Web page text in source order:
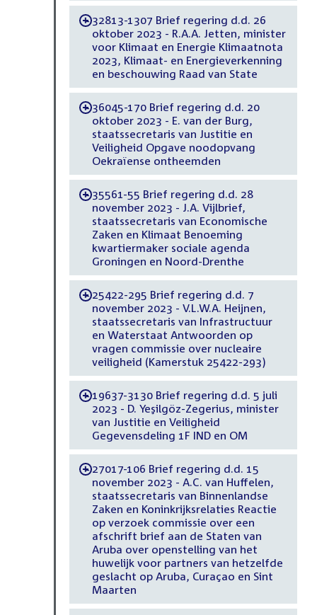
-32813-1307 Brief regering d.d. 26
oktober 2023 - R.A.A. Jetten, minister
voor Klimaat en Energie Klimaatnota
2023, Klimaat- en Energieverkenning
en beschouwing Raad van State
-36045-170 Brief regering d.d. 20
oktober 2023 - E. van der Burg,
staatssecretaris van Justitie en
Veiligheid Opgave noodopvang
Oekraïense ontheemden
-35561-55 Brief regering d.d. 28
november 2023 - J.A. Vijlbrief,
staatssecretaris van Economische
Zaken en Klimaat Benoeming
kwartiermaker sociale agenda
Groningen en Noord-Drenthe
-25422-295 Brief regering d.d. 7
november 2023 - V.L.W.A. Heijnen,
staatssecretaris van Infrastructuur
en Waterstaat Antwoorden op
vragen commissie over nucleaire
veiligheid (Kamerstuk 25422-293)
-19637-3130 Brief regering d.d. 5 juli
2023 - D. Yeşilgöz-Zegerius, minister
van Justitie en Veiligheid
Gegevensdeling 1F IND en OM
-27017-106 Brief regering d.d. 15
november 2023 - A.C. van Huffelen,
staatssecretaris van Binnenlandse
Zaken en Koninkrijksrelaties Reactie
op verzoek commissie over een
afschrift brief aan de Staten van
Aruba over openstelling van het
huwelijk voor partners van hetzelfde
geslacht op Aruba, Curaçao en Sint
Maarten